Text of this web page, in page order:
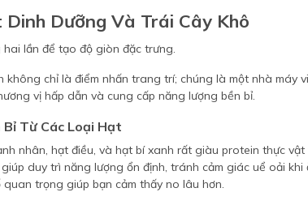
Dưỡng Và Trái Cây Khô
không chỉ là điểm nhấn trang trí; chúng là một nhà máy
vị hấp dẫn và cung cấp năng lượng bền bỉ.
Bỉ Từ Các Loại Hạt
nhân, hạt điều, và hạt bí xanh rất giàu protein thực
duy trì năng lượng ổn định, tránh cảm giác uể oải khi
trọng giúp bạn cảm thấy no lâu hơn.